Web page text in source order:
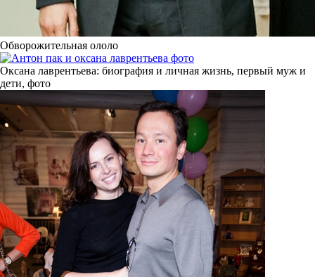
Обворожительная ололо
Оксана лаврентьева: биография и личная жизнь, первый муж и
дети, фото